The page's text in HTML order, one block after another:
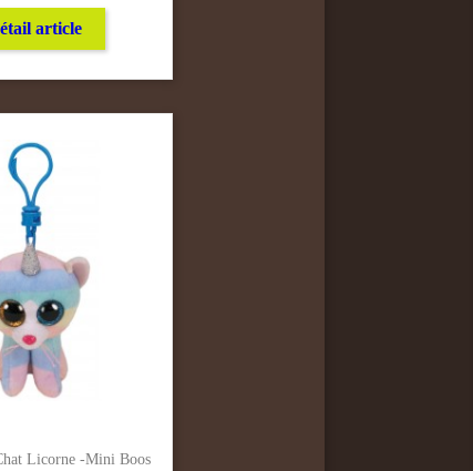
article
Licorne -Mini Boos